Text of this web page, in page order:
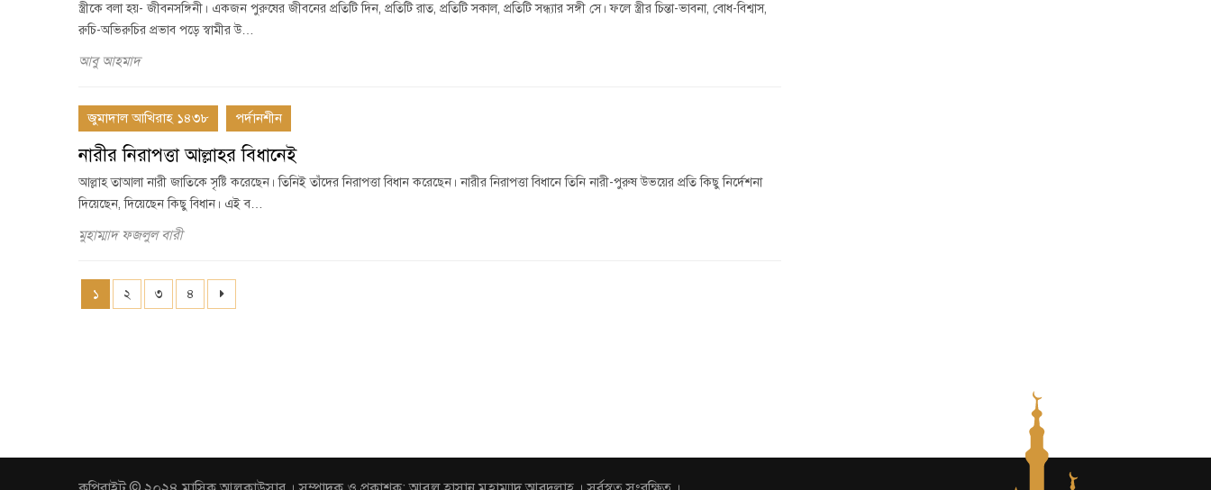
স্ত্রীকে বলা হয়- জীবনসঙ্গিনী। একজন পুরুষের জীবনের প্রতিটি দিন, প্রতিটি রাত, প্রতিটি সকাল, প্রতিটি সন্ধ্যার সঙ্গী সে। ফলে স্ত্রীর চিন্তা-ভাবনা, বোধ-বিশ্বাস,
রুচি-অভিরুচির প্রভাব পড়ে স্বামীর উ…
আবু আহমাদ
জুমাদাল আখিরাহ ১৪৩৮ পর্দানশীন
নারীর নিরাপত্তা আল্লাহর বিধানেই
আল্লাহ তাআলা নারী জাতিকে সৃষ্টি করেছেন। তিনিই তাঁদের নিরাপত্তা বিধান করেছেন। নারীর নিরাপত্তা বিধানে তিনি নারী-পুরুষ উভয়ের প্রতি কিছু নির্দেশনা
দিয়েছেন, দিয়েছেন কিছু বিধান। এই ব…
মুহাম্মাদ ফজলুল বারী
১ ২ ৩ ৪